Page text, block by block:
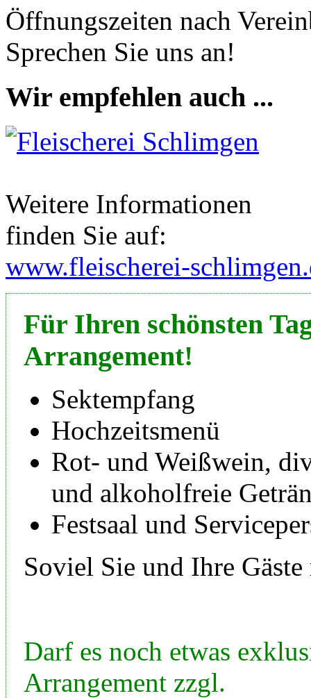
Öffnungszeiten nach
Sprechen Sie uns an!
Wir empfehlen auch ...
Weitere Informationen
finden Sie auf:
www.fleischerei-
Für Ihren schönsten
Arrangement!
Sektempfang
Hochzeitsmenü
Rot- und Weißwein,
und alkoholfreie
Festsaal und
Soviel Sie und Ihre
Darf es noch etwas
Arrangement zzgl.